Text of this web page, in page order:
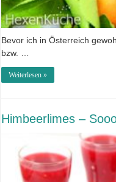
Bevor ich in Österreich
bzw. …
Weiterlesen »
Himbeerlimes –